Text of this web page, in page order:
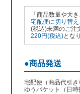
「商品数量や大
宅配便に切り替え
(税込)未満のご注
220円(税込)とな
●商品発送
宅配便（商品代引き
ゆうパケット（日時